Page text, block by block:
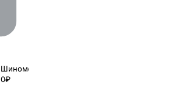
Шиномонтаж
0₽